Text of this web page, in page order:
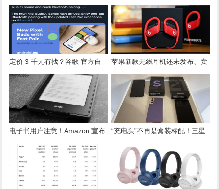
器！搭配 iPhone 12 小心有“烙
印”
秘“蓝牙小物”真名首度公开
定价 3 千元有找？谷歌 官方自
曝有新款平价耳机
苹果新款无线耳机还未发布、卖
场已偷跑开卖！售价曝光竟比前
代便宜
电子书用户注意！Amazon 宣布
不再支援 5 款旧机
“充电头”不再是盒装标配！三星
暗示平价手机亦会跟进